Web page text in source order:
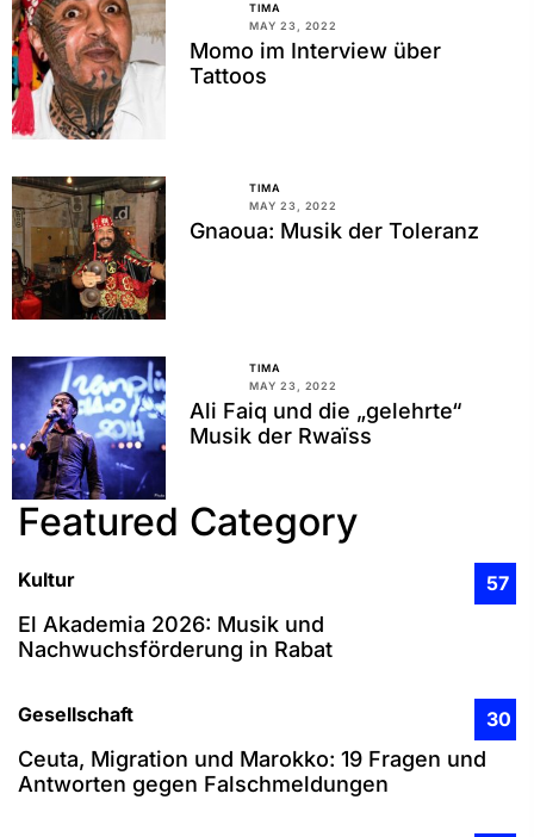
TIMA
MAY 23, 2022
Momo im Interview über
Tattoos
TIMA
MAY 23, 2022
Gnaoua: Musik der Toleranz
TIMA
MAY 23, 2022
Ali Faiq und die „gelehrte“
Musik der Rwaїss
Featured Category
Kultur 57
El Akademia 2026: Musik und
Nachwuchsförderung in Rabat
Gesellschaft 30
Ceuta, Migration und Marokko: 19 Fragen und
Antworten gegen Falschmeldungen